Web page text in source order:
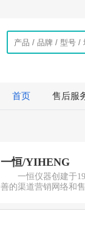
首页 售后服
一恒/YIHENG
一恒仪器创建于
善的渠道营销网络和